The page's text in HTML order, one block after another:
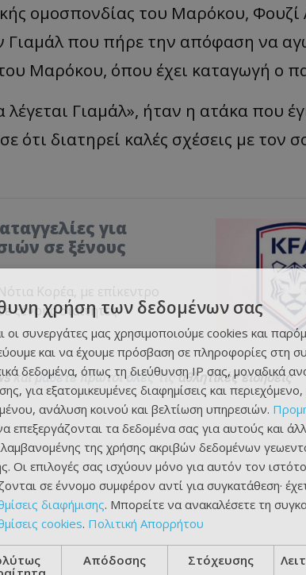
ομοσπονδίας του Μαρόκου, Φουζί
Γιαμάλ που πήρε την απόφαση να
Μαρόκου, όπου έχει καταγωγή ο
Γιαμάλ», ήταν η ατάκα που
ότι διατηρεί καλές σχέσεις με τον
για
σε ξένους
Κορέα, με επίκεντρο
διαιτητές.
και μάθετε πρώτοι όλες τιςαθλητικές ειδήσεις
χρήση των δεδομένων σας
οι συνεργάτες μας χρησιμοποιούμε cookies και
και να έχουμε πρόσβαση σε πληροφορίες στη
δεδομένα, όπως τη διεύθυνση IP σας, μοναδικά
για εξατομικευμένες διαφημίσεις και
ανάλυση κοινού και βελτίωση υπηρεσιών.
επεξεργάζονται τα δεδομένα σας για αυτούς και
της χρήσης ακριβών δεδομένων
Οι επιλογές σας ισχύουν μόνο για αυτόν τον
σε έννομο συμφέρον αντί για συγκατάθεση·
διαφήμισης. Μπορείτε να ανακαλέσετε τη
cookies. Πολιτική Απορρήτου
Απόδοσης Στόχευσης